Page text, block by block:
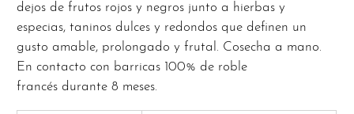
dejos de frutos rojos y negros junto a hierbas y
especias, taninos dulces y redondos que definen un
gusto amable, prolongado y frutal. Cosecha a mano.
En contacto con barricas 100% de roble
francés durante 8 meses.